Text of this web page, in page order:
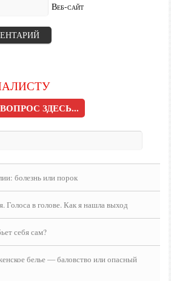
Веб-сайт
ЗДЕСЬ...
болезнь или порок
Голоса в голове. Как я нашла выход
себя сам?
белье — баловство или опасный